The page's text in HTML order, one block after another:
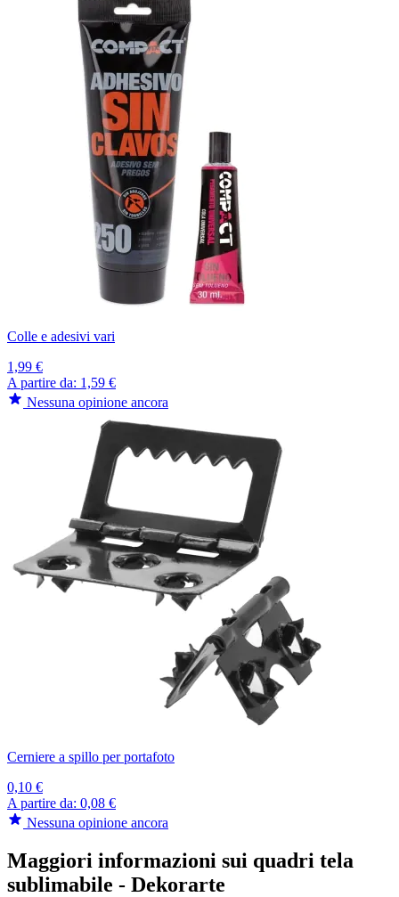
Colle e adesivi vari
1,99 €
A partire da: 1,59 €
Nessuna opinione ancora
Cerniere a spillo per portafoto
0,10 €
A partire da: 0,08 €
Nessuna opinione ancora
Maggiori informazioni sui quadri tela
sublimabile - Dekorarte